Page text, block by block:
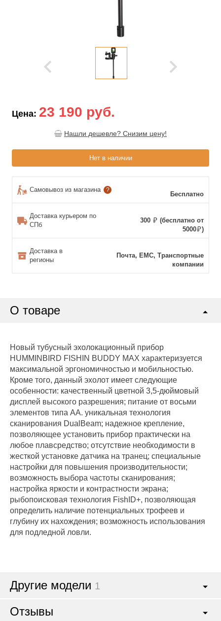
Цена: 23 190 руб.
Нашли дешевле? Снизим цену!
Нет в наличии
Самовывоз из магазина ?
Бесплатно
Доставка курьером по
СПб
300
(бесплатно от
5000
)
Доставка в
регионы
Почта, ЕМС, Транспортные
компании
О товаре
Новый тубусный эхолокационный прибор
HUMMINBIRD FISHIN BUDDY MAX характеризуется
максимальной эргономичностью и мобильностью.
Кроме того, данный эхолот имеет следующие
особенности: качественный цветной 3,5-дюймовый
дисплей высокого разрешения; питание от восьми
элементов типа АА. уникальная технология
сканирования DualBeam; надежное крепление,
позволяющее установить прибор практически на
любое плавсредство; отсутствие необходимости в
жесткой установке датчика на транец; специальные
настройки для повышения производительности;
возможность выбора частоты сканирования;
настройка яркости и контрастности экрана;
рыбопоисковая технология FishID+, позволяющая
определить наличие потенциальных трофеев и
глубину их нахождения; возможность использования
для подледной ловли.
Другие модели 1
Отзывы